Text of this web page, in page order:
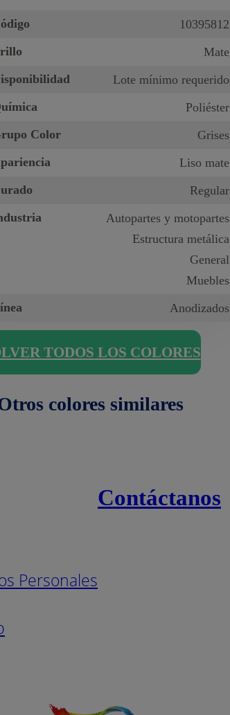
10395812
Mate
Lote mínimo requerido
Poliéster
Color
Grises
Liso mate
Regular
Autopartes y motopartes
Estructura metálica
General
Muebles
Anodizados
TODOS LOS COLORES
colores similares
Personales
Contáctanos